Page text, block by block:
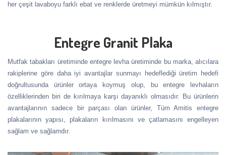
her çeşit lavaboyu farklı ebat ve renklerde üretmeyi mümkün kılmıştır.
Entegre Granit Plaka
Mutfak tabakları üretiminde entegre levha üretiminde bu marka, alıcılara
rakiplerine göre daha iyi avantajlar sunmayı hedeflediği üretim hedefi
doğrultusunda ürünler ortaya koymuş olup, bu entegre levhaların
özelliklerinden biri de kırılmaya karşı dayanıklı olmasıdır. Bu ürünlerin
avantajlarının sadece bir parçası olan ürünler, Tüm Amitis entegre
plakalarının yapısı, plakaların kırılmasını ve çatlamasını engelleyen
sağlam ve sağlamdır.